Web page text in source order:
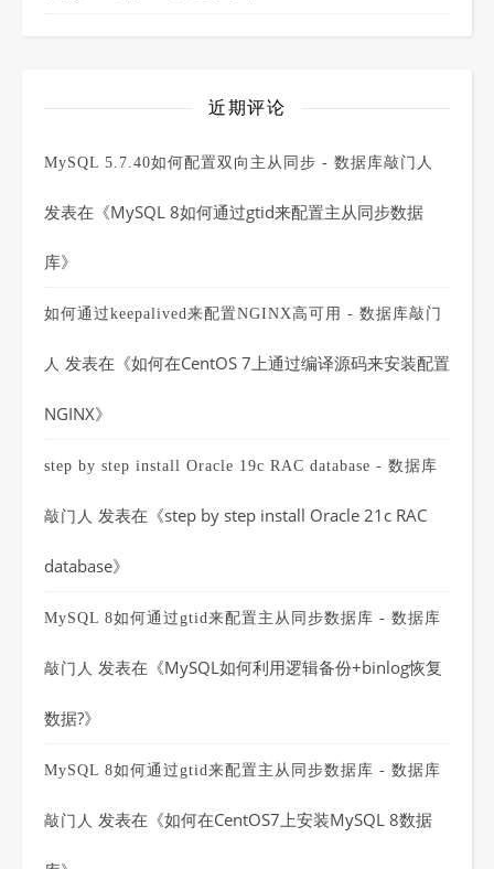
近期评论
MySQL 5.7.40如何配置双向主从同步 - 数据库敲门人
发表在《MySQL 8如何通过gtid来配置主从同步数据
库》
如何通过keepalived来配置NGINX高可用 - 数据库敲门
人 发表在《如何在CentOS 7上通过编译源码来安装配置
NGINX》
step by step install Oracle 19c RAC database - 数据库
敲门人 发表在《step by step install Oracle 21c RAC
database》
MySQL 8如何通过gtid来配置主从同步数据库 - 数据库
敲门人 发表在《MySQL如何利用逻辑备份+binlog恢复
数据?》
MySQL 8如何通过gtid来配置主从同步数据库 - 数据库
敲门人 发表在《如何在CentOS7上安装MySQL 8数据